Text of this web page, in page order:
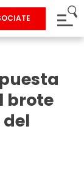
brote
del